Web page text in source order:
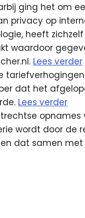
ging het om
privacy op
heeft
waardoor
Lees verder
dat het
Lees verder
wordt door
dat samen